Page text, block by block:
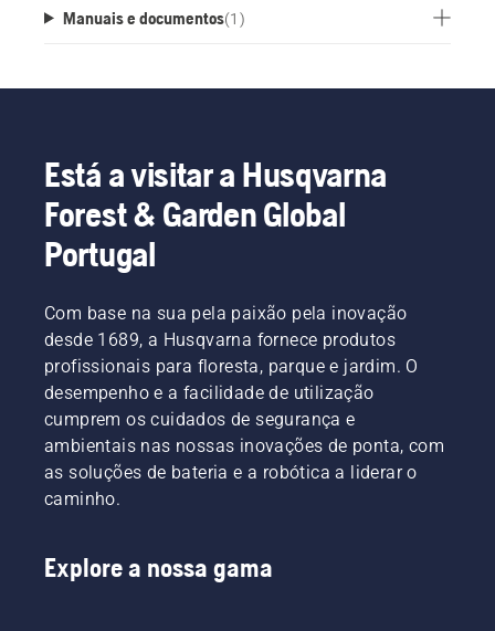
Manuais e documentos(1 )
Está a visitar a Husqvarna
Forest & Garden Global
Portugal
Com base na sua pela paixão pela inovação
desde 1689, a Husqvarna fornece produtos
profissionais para floresta, parque e jardim. O
desempenho e a facilidade de utilização
cumprem os cuidados de segurança e
ambientais nas nossas inovações de ponta, com
as soluções de bateria e a robótica a liderar o
caminho.
Explore a nossa gama